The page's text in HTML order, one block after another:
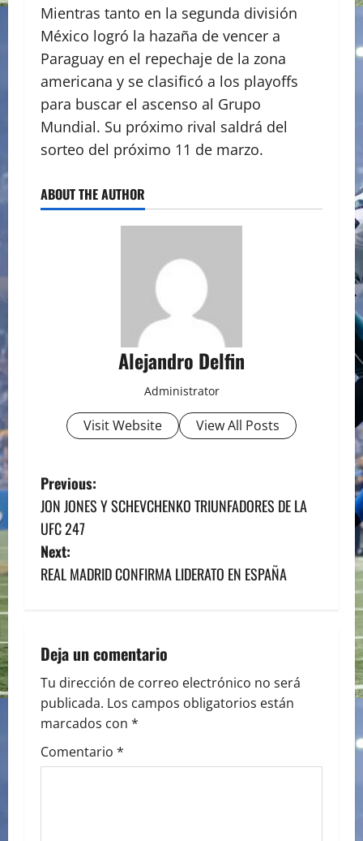
Mientras tanto en la segunda división
México logró la hazaña de vencer a
Paraguay en el repechaje de la zona
americana y se clasificó a los playoffs
para buscar el ascenso al Grupo
Mundial. Su próximo rival saldrá del
sorteo del próximo 11 de marzo.
ABOUT THE AUTHOR
Alejandro Delfin
Administrator
Visit Website View All Posts
P
o
s
t
a
v
i
g
Previous:
JON JONES Y SCHEVCHENKO TRIUNFADORES DE LA
UFC 247
Next:
REAL MADRID CONFIRMA LIDERATO EN ESPAÑA
Deja un comentario
Tu dirección de correo electrónico no será
publicada. Los campos obligatorios están
marcados con *
Comentario *